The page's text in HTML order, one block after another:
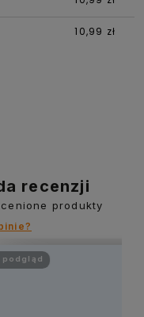
10,99 zł
recenzji
produkty